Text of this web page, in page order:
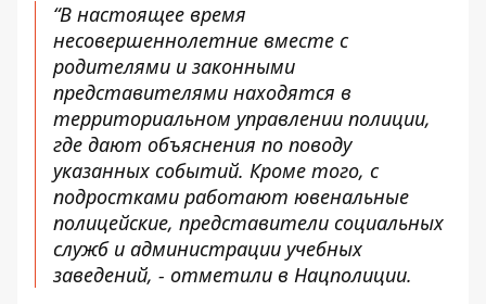
“В настоящее время
несовершеннолетние вместе с
родителями и законными
представителями находятся в
территориальном управлении полиции,
где дают объяснения по поводу
указанных событий. Кроме того, с
подростками работают ювенальные
полицейские, представители социальных
служб и администрации учебных
заведений, - отметили в Нацполиции.